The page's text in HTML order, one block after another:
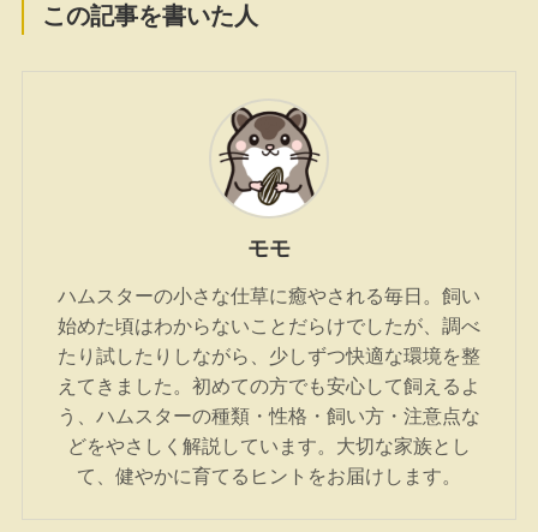
この記事を書いた人
モモ
ハムスターの小さな仕草に癒やされる毎日。飼い
始めた頃はわからないことだらけでしたが、調べ
たり試したりしながら、少しずつ快適な環境を整
えてきました。初めての方でも安心して飼えるよ
う、ハムスターの種類・性格・飼い方・注意点な
どをやさしく解説しています。大切な家族とし
て、健やかに育てるヒントをお届けします。